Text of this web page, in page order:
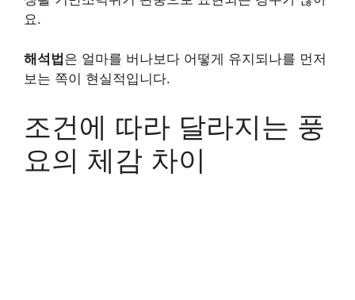
요.
해석법 은 얼마를 버나보다 어떻게 유지되나를 먼저
보는 쪽이 현실적입니다.
조건에 따라 달라지는 풍
요의 체감 차이